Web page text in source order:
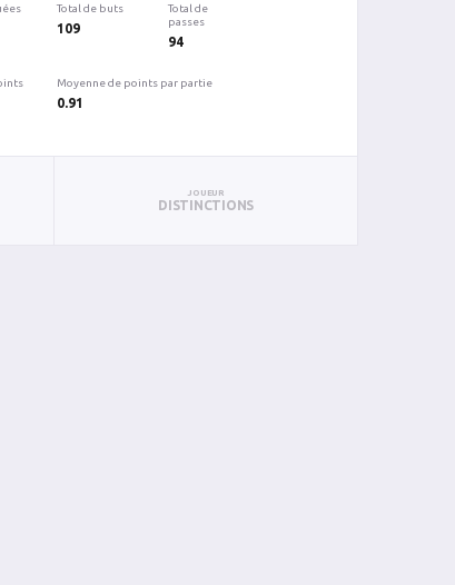
Total de buts
109
Total de
passes
94
Moyenne de points par partie
0.91
JOUEUR
DISTINCTIONS